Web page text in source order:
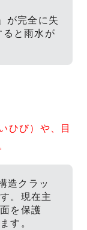
が完全に失
ると雨水が
ひび）や、目
造クラッ
。現在主
を保護
す。